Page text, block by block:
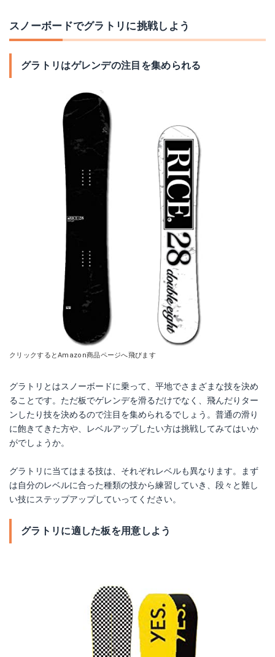
スノーボードでグラトリに挑戦しよう
グラトリはゲレンデの注目を集められる
クリックするとAmazon商品ページへ飛びます
グラトリとはスノーボードに乗って、平地でさまざまな技を決め
ることです。ただ板でゲレンデを滑るだけでなく、飛んだりター
ンしたり技を決めるので注目を集められるでしょう。普通の滑り
に飽きてきた方や、レベルアップしたい方は挑戦してみてはいか
がでしょうか。
グラトリに当てはまる技は、それぞれレベルも異なります。まず
は自分のレベルに合った種類の技から練習していき、段々と難し
い技にステップアップしていってください。
グラトリに適した板を用意しよう